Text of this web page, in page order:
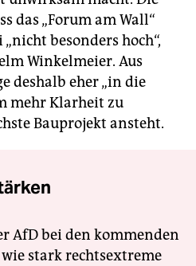
das „Forum am Wall“
besonders hoch“,
Winkelmeier. Aus
deshalb eher „in die
mehr Klarheit zu
Bauprojekt ansteht.
AfD bei den kommenden
stark rechtsextreme